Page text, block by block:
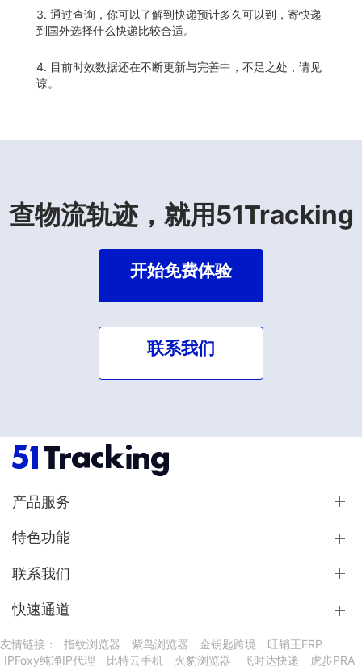
3. 通过查询，你可以了解到快递预计多久可以到，寄快递
到国外选择什么快递比较合适。
4. 目前时效数据还在不断更新与完善中，不足之处，请见
谅。
查物流轨迹，就用51Tracking
开始免费体验
联系我们
产品服务
特色功能
联系我们
快速通道
友情链接： 指纹浏览器 紫鸟浏览器 金钥匙跨境
旺销王ERP
IPFoxy纯净IP代理
比特云手机 火豹浏览器 飞时达快递
虎步PRA